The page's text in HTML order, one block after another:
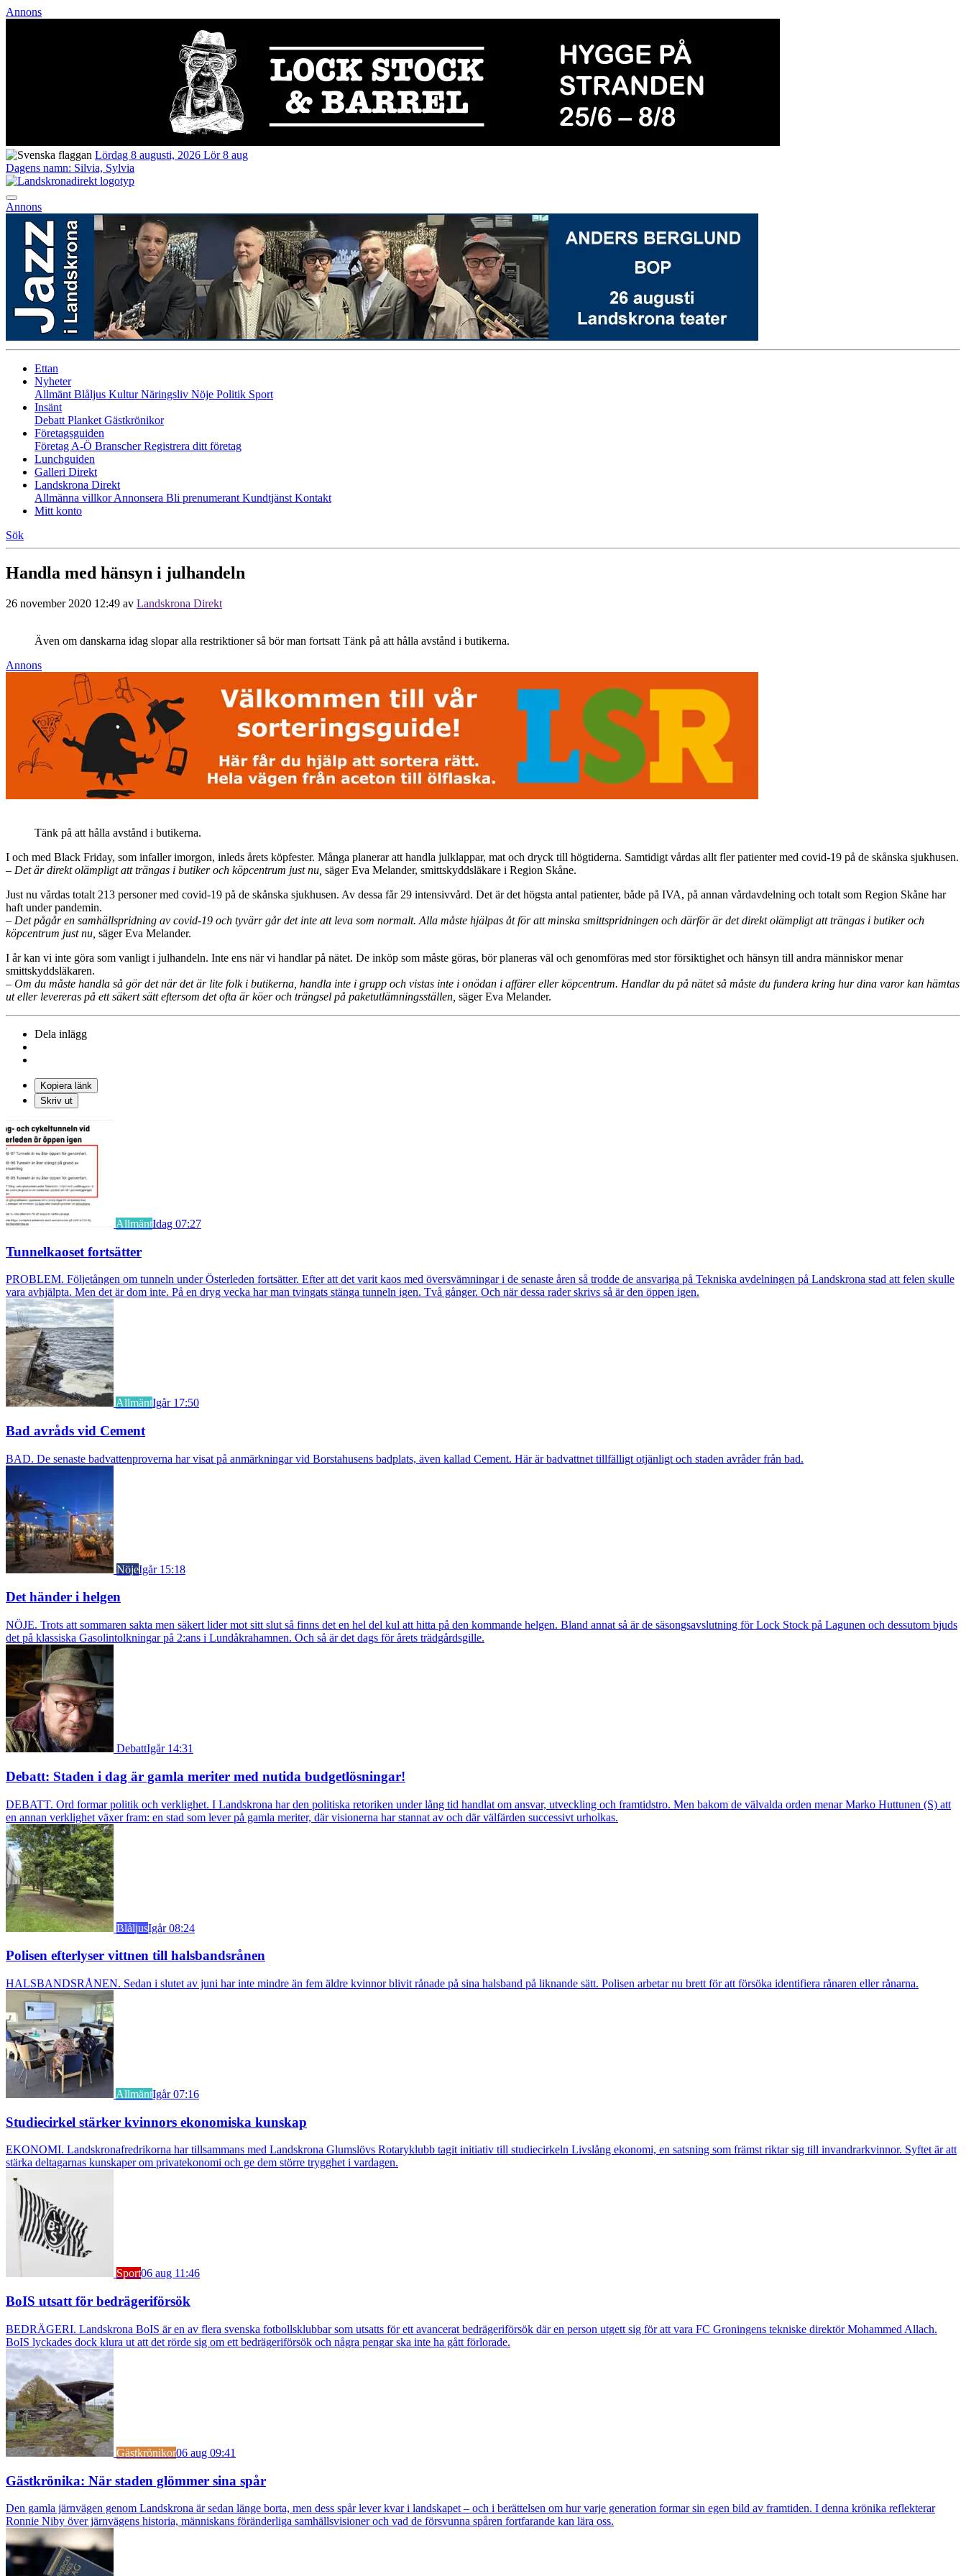
Annons
Lördag 8 augusti, 2026 Lör 8 aug
Dagens namn: Silvia, Sylvia
Annons
Ettan
Nyheter
Allmänt Blåljus KulturNäringsliv Nöje Politik Sport
Insänt
Debatt Planket Gästkrönikor
Företagsguiden
Företag A-Ö BranscherRegistrera ditt företag
Lunchguiden
Galleri Direkt
Landskrona Direkt
Allmänna villkorAnnonsera Bli prenumerant Kundtjänst Kontakt
Mitt konto
Sök
Handla med hänsyn i julhandeln
26 november 2020 12:49 av Landskrona Direkt
Även om danskarna idag slopar alla restriktioner så bör man fortsatt Tänk på att hålla avstånd i butikerna.
Annons
Tänk på att hålla avstånd i butikerna.
I och med Black Friday, som infaller imorgon, inleds årets köpfester. Många planerar att handla julklappar, mat och dryck till högtiderna. Samtidigt vårdas allt fler patienter med covid-19 på de skånska sjukhusen.
– Det är direkt olämpligt att trängas i butiker och köpcentrum just nu, säger Eva Melander, smittskyddsläkare i Region Skåne.
Just nu vårdas totalt 213 personer med covid-19 på de skånska sjukhusen. Av dessa får 29 intensivvård. Det är det högsta antal patienter, både på IVA, på annan vårdavdelning och totalt som Region Skåne har
haft under pandemin.
– Det pågår en samhällspridning av covid-19 och tyvärr går det inte att leva som normalt. Alla måste hjälpas åt för att minska smittspridningen och därför är det direkt olämpligt att trängas i butiker och
köpcentrum just nu, säger Eva Melander.
I år kan vi inte göra som vanligt i julhandeln. Inte ens när vi handlar på nätet. De inköp som måste göras, bör planeras väl och genomföras med stor försiktighet och hänsyn till andra människor menar
smittskyddsläkaren.
– Om du måste handla så gör det när det är lite folk i butikerna, handla inte i grupp och vistas inte i onödan i affärer eller köpcentrum. Handlar du på nätet så måste du fundera kring hur dina varor kan hämtas
ut eller levereras på ett säkert sätt eftersom det ofta är köer och trängsel på paketutlämningsställen, säger Eva Melander.
Dela inlägg
Kopiera länk
Skriv ut
AllmäntIdag 07:27
Tunnelkaoset fortsätter
PROBLEM. Följetången om tunneln under Österleden fortsätter. Efter att det varit kaos med översvämningar i de senaste åren så trodde de ansvariga på Tekniska avdelningen på Landskrona stad att felen skulle
vara avhjälpta. Men det är dom inte. På en dryg vecka har man tvingats stänga tunneln igen. Två gånger. Och när dessa rader skrivs så är den öppen igen.
AllmäntIgår 17:50
Bad avråds vid Cement
BAD. De senaste badvattenproverna har visat på anmärkningar vid Borstahusens badplats, även kallad Cement. Här är badvattnet tillfälligt otjänligt och staden avråder från bad.
NöjeIgår 15:18
Det händer i helgen
NÖJE. Trots att sommaren sakta men säkert lider mot sitt slut så finns det en hel del kul att hitta på den kommande helgen. Bland annat så är de säsongsavslutning för Lock Stock på Lagunen och dessutom bjuds
det på klassiska Gasolintolkningar på 2:ans i Lundåkrahamnen. Och så är det dags för årets trädgårdsgille.
DebattIgår 14:31
Debatt: Staden i dag är gamla meriter med nutida budgetlösningar!
DEBATT. Ord formar politik och verklighet. I Landskrona har den politiska retoriken under lång tid handlat om ansvar, utveckling och framtidstro. Men bakom de välvalda orden menar Marko Huttunen (S) att
en annan verklighet växer fram: en stad som lever på gamla meriter, där visionerna har stannat av och där välfärden successivt urholkas.
BlåljusIgår 08:24
Polisen efterlyser vittnen till halsbandsrånen
HALSBANDSRÅNEN. Sedan i slutet av juni har inte mindre än fem äldre kvinnor blivit rånade på sina halsband på liknande sätt. Polisen arbetar nu brett för att försöka identifiera rånaren eller rånarna.
AllmäntIgår 07:16
Studiecirkel stärker kvinnors ekonomiska kunskap
EKONOMI. Landskronafredrikorna har tillsammans med Landskrona Glumslövs Rotaryklubb tagit initiativ till studiecirkeln Livslång ekonomi, en satsning som främst riktar sig till invandrarkvinnor. Syftet är att
stärka deltagarnas kunskaper om privatekonomi och ge dem större trygghet i vardagen.
Sport06 aug 11:46
BoIS utsatt för bedrägeriförsök
BEDRÄGERI. Landskrona BoIS är en av flera svenska fotbollsklubbar som utsatts för ett avancerat bedrägeriförsök där en person utgett sig för att vara FC Groningens tekniske direktör Mohammed Allach.
BoIS lyckades dock klura ut att det rörde sig om ett bedrägeriförsök och några pengar ska inte ha gått förlorade.
Gästkrönikor06 aug 09:41
Gästkrönika: När staden glömmer sina spår
Den gamla järnvägen genom Landskrona är sedan länge borta, men dess spår lever kvar i landskapet – och i berättelsen om hur varje generation formar sin egen bild av framtiden. I denna krönika reflekterar
Ronnie Niby över järnvägens historia, människans föränderliga samhällsvisioner och vad de försvunna spåren fortfarande kan lära oss.